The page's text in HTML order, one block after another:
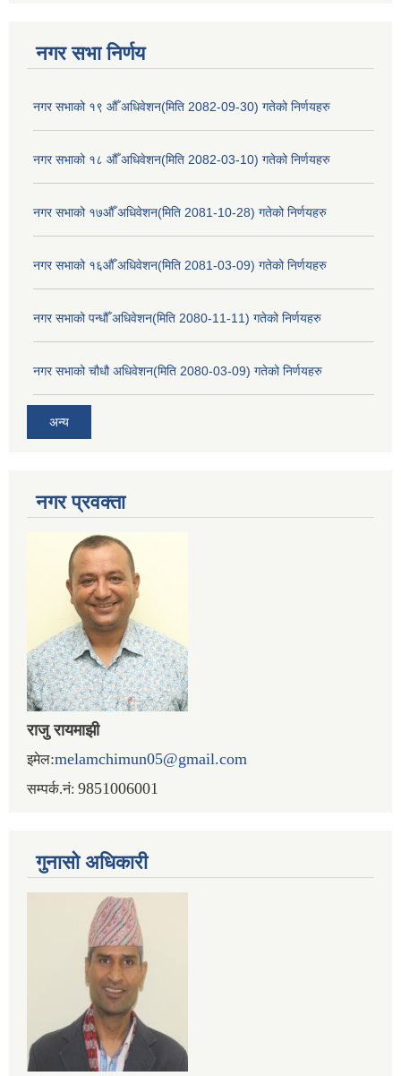
नगर सभा निर्णय
नगर सभाको १९ औँ अधिवेशन(मिति 2082-09-30) गतेको निर्णयहरु
नगर सभाको १८ औँ अधिवेशन(मिति 2082-03-10) गतेको निर्णयहरु
नगर सभाको १७औँ अधिवेशन(मिति 2081-10-28) गतेको निर्णयहरु
नगर सभाको १६औँ अधिवेशन(मिति 2081-03-09) गतेको निर्णयहरु
नगर सभाको पन्धौँ अधिवेशन(मिति 2080-11-11) गतेको निर्णयहरु
नगर सभाको चौधौ अधिवेशन(मिति 2080-03-09) गतेको निर्णयहरु
अन्य
नगर प्रव‌क्ता
राजु रायमाझी
इमेल:melamchimun05@gmail.com
सम्पर्क.नं: 9851006001
गुनासो अधिकारी